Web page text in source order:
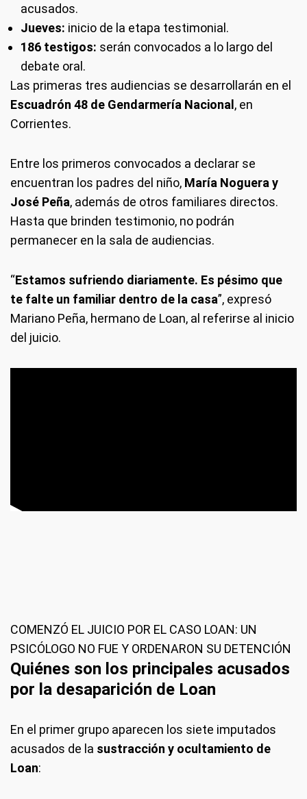
acusados.
Jueves: inicio de la etapa testimonial.
186 testigos: serán convocados a lo largo del
debate oral.
Las primeras tres audiencias se desarrollarán en el
Escuadrón 48 de Gendarmería Nacional, en
Corrientes.
Entre los primeros convocados a declarar se
encuentran los padres del niño, María Noguera y
José Peña, además de otros familiares directos.
Hasta que brinden testimonio, no podrán
permanecer en la sala de audiencias.
“Estamos sufriendo diariamente. Es pésimo que
te falte un familiar dentro de la casa”, expresó
Mariano Peña, hermano de Loan, al referirse al inicio
del juicio.
COMENZÓ EL JUICIO POR EL CASO LOAN: UN
PSICÓLOGO NO FUE Y ORDENARON SU DETENCIÓN
Quiénes son los principales acusados
por la desaparición de Loan
En el primer grupo aparecen los siete imputados
acusados de la sustracción y ocultamiento de
Loan: